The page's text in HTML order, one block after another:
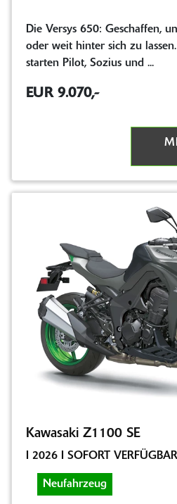
Die Versys 650: Geschaffen,
oder weit hinter sich zu
starten Pilot, Sozius und ...
EUR 9.070,-
Kawasaki Z1100 SE
I 2026 I SOFORT VERFÜGBAR
Neufahrzeug